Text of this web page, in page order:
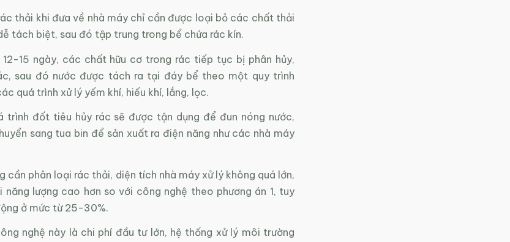
thải khi đưa về nhà máy chỉ cần được loại bỏ các chất thải
tách biệt, sau đó tập trung trong bể chứa rác kín.
15 ngày, các chất hữu cơ trong rác tiếp tục bị phân hủy,
sau đó nước được tách ra tại đáy bể theo một quy trình
quá trình xử lý yếm khí, hiếu khí, lắng, lọc.
trình đốt tiêu hủy rác sẽ được tận dụng để đun nóng nước,
sang tua bin để sản xuất ra điện năng như các nhà máy
cần phân loại rác thải, diện tích nhà máy xử lý không quá lớn,
năng lượng cao hơn so với công nghệ theo phương án 1, tuy
ở mức từ 25-30%.
nghệ này là chi phí đầu tư lớn, hệ thống xử lý môi trường